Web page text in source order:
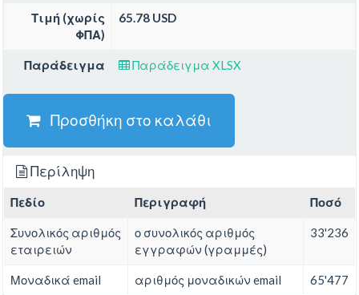
Τιμή (χωρίς
ΦΠΑ)
65.78 USD
Παράδειγμα Παράδειγμα XLSX
Προσθήκη στο καλάθι
Περίληψη
Πεδίο Περιγραφή Ποσό
Συνολικός αριθμός
εταιρειών
ο συνολικός αριθμός
εγγραφών (γραμμές)
33'236
Μοναδικά email αριθμός μοναδικών email 65'477